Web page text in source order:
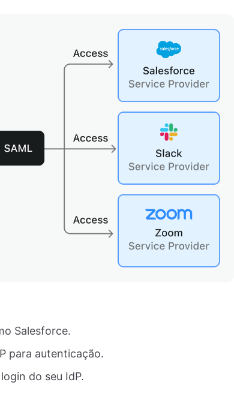
Salesforce.
para autenticação.
do seu IdP.